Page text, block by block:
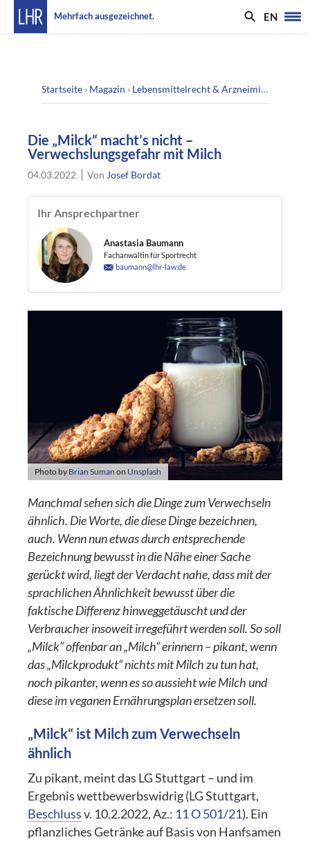
Mehrfach ausgezeichnet. EN
Startseite › Magazin › Lebensmittelrecht & Arzneimittelrecht
Die „Milck“ macht’s nicht –
Verwechslungsgefahr mit Milch
04.03.2022 Von Josef Bordat
Ihr Ansprechpartner
Anastasia Baumann
Fachanwältin für Sportrecht
baumann@lhr-law.de
Photo by Brian Suman on Unsplash
Manchmal sehen sich die Dinge zum Verwechseln
ähnlich. Die Worte, die diese Dinge bezeichnen,
auch. Wenn nun etwas durch entsprechende
Bezeichnung bewusst in die Nähe einer Sache
gerückt wird, liegt der Verdacht nahe, dass mit der
sprachlichen Ähnlichkeit bewusst über die
faktische Differenz hinweggetäuscht und der
Verbraucher insoweit irregeführt werden soll. So soll
„Milck“ offenbar an „Milch“ erinnern – pikant, wenn
das „Milckprodukt“ nichts mit Milch zu tun hat,
noch pikanter, wenn es so aussieht wie Milch und
diese im veganen Ernährungsplan ersetzen soll.
„Milck“ ist Milch zum Verwechseln
ähnlich
Zu pikant, meint das LG Stuttgart – und im
Ergebnis wettbewerbswidrig (LG Stuttgart,
Beschlussv. 10.2.2022, Az.: 11 O 501/21). Ein
pflanzliches Getränke auf Basis von Hanfsamen